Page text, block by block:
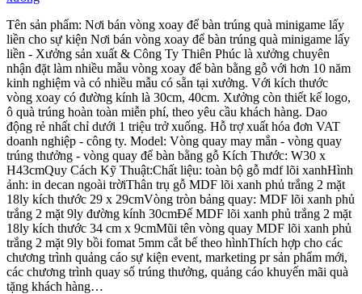
Tên sản phẩm: Nơi bán vòng xoay để bàn trúng quà minigame lấy
liền cho sự kiện Nơi bán vòng xoay để bàn trúng quà minigame lấy
liền - Xưởng sản xuất & Công Ty Thiên Phúc là xưởng chuyên
nhận đặt làm nhiều mẫu vòng xoay để bàn bằng gỗ với hơn 10 năm
kinh nghiệm và có nhiều mẫu có sẵn tại xưởng. Với kích thước
vòng xoay có đường kính là 30cm, 40cm. Xưởng còn thiết kế logo,
ô quà trúng hoàn toàn miễn phí, theo yêu cầu khách hàng. Dao
động rẻ nhất chỉ dưới 1 triệu trở xuống. Hỗ trợ xuất hóa đơn VAT
doanh nghiệp - công ty. Model: Vòng quay may mắn - vòng quay
trúng thưởng - vòng quay để bàn bằng gỗ Kích Thước: W30 x
H43cmQuy Cách Kỹ Thuật:Chất liệu: toàn bộ gỗ mdf lõi xanhHình
ảnh: in decan ngoài trờiThân trụ gỗ MDF lõi xanh phủ trắng 2 mặt
18ly kích thước 29 x 29cmVòng tròn bảng quay: MDF lõi xanh phủ
trắng 2 mặt 9ly đường kính 30cmĐế MDF lõi xanh phủ trắng 2 mặt
18ly kích thước 34 cm x 9cmMũi tên vòng quay MDF lõi xanh phủ
trắng 2 mặt 9ly bồi fomat 5mm cắt bế theo hìnhThích hợp cho các
chương trình quảng cáo sự kiện event, marketing pr sản phẩm mới,
các chương trình quay số trúng thưởng, quảng cáo khuyến mãi quà
tặng khách hàng…